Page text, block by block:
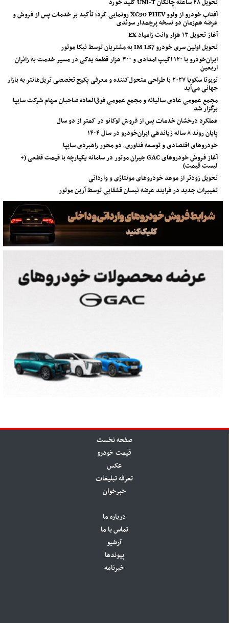
تحویل ۴۸ ساعته چانگان UNI-T کلید خورد
آفتاب خودرو از ولوو XC90 PHEV رونمایی کرد؛ تأکید بر خدمات پس از فروش و
عرضه هم‌زمان دو نسخه پرچمدار سوئدی
آغاز تحویل ۱۳ هزار وانت زامیاد EX
تحویل اولین سری خودرو IM LS7 به مشتریان توسط نیکا موتور
ایران‌خودرو با ۱۲۰ اکیپ امدادی و ۳۰۰ هزار قطعه یدکی در مسیر خدمت به زائران
اربعین
تویوتا سکویا ۲۰۲۷ با طراحی متحول‌کننده و معرفی پکیج تخصصی تریل‌هانتر به بازار
جهانی می‌آید
مجمع عمومی عادی سالیانه و مجمع عمومی فوق‌العاده صاحبان سهام شرکت سایپا
برگزار شد
عملکرد درخشان خدمات پس از فروش لوکانو در کمتر از دو سال
پایان روند ۸ ساله زیاندهی ایران‌خودرو در سال ۱۴۰۴
خودروهای اقتصادی و توسعه فناوری، دو محور راهبردی سایپا
آغاز فروش خودروهای GAC جیران موتور در سامانه یکپارچه با قیمت قطعی (+
لیست قیمت)
تحویل زودتر از موعد خودروهای مونتاژی و وارداتی
تغییرات جدید در فرایند عرضه نیسان قشقایی توسط آرین موتور
صفحه نخست
قیمت خودرو
عکس
تعرفه تبلیغات
خبرخوان
درباره ما
تماس با ما
آرشیو
پیوندها
خبرنامه